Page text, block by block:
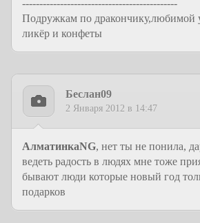
---------------------------------------------
Подружкам по дракончику,любимой
ликёр и конфеты
Беслан09
2 Января 2012 в 14:47
АлматинкаNG, нет ты не понила,
ведеть радость в людях мне тоже
бывают люди которые новый год
подарков